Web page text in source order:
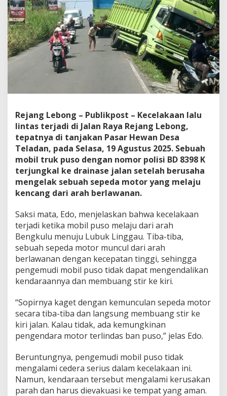
Rejang Lebong – Publikpost – Kecelakaan lalu
lintas terjadi di Jalan Raya Rejang Lebong,
tepatnya di tanjakan Pasar Hewan Desa
Teladan, pada Selasa, 19 Agustus 2025. Sebuah
mobil truk puso dengan nomor polisi BD 8398 K
terjungkal ke drainase jalan setelah berusaha
mengelak sebuah sepeda motor yang melaju
kencang dari arah berlawanan.
Saksi mata, Edo, menjelaskan bahwa kecelakaan
terjadi ketika mobil puso melaju dari arah
Bengkulu menuju Lubuk Linggau. Tiba-tiba,
sebuah sepeda motor muncul dari arah
berlawanan dengan kecepatan tinggi, sehingga
pengemudi mobil puso tidak dapat mengendalikan
kendaraannya dan membuang stir ke kiri.
“Sopirnya kaget dengan kemunculan sepeda motor
secara tiba-tiba dan langsung membuang stir ke
kiri jalan. Kalau tidak, ada kemungkinan
pengendara motor terlindas ban puso,” jelas Edo.
Beruntungnya, pengemudi mobil puso tidak
mengalami cedera serius dalam kecelakaan ini.
Namun, kendaraan tersebut mengalami kerusakan
parah dan harus dievakuasi ke tempat yang aman.